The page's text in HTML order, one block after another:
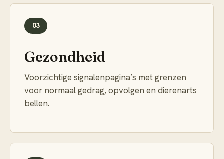
03
Gezondheid
Voorzichtige signalenpagina’s met grenzen
voor normaal gedrag, opvolgen en dierenarts
bellen.